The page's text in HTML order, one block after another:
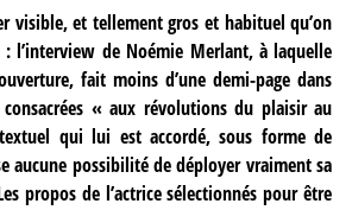
visible, et tellement gros et habituel qu’on
l’interview de Noémie Merlant, à laquelle
fait moins d’une demi-page dans
« aux révolutions du plaisir au
textuel qui lui est accordé, sous forme de
aucune possibilité de déployer vraiment sa
propos de l’actrice sélectionnés pour être